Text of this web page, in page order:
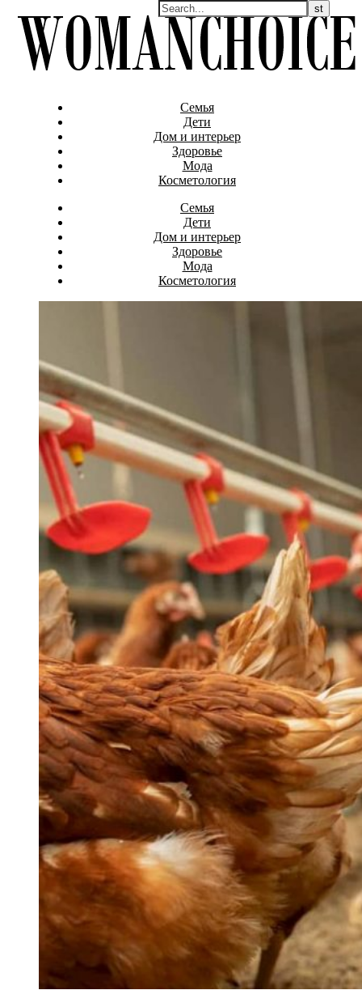
Семья
Дети
Дом и интерьер
Здоровье
Мода
Косметология
Семья
Дети
Дом и интерьер
Здоровье
Мода
Косметология